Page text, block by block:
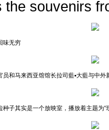
the souvenirs
味无穷
和马来西亚馆馆长拉司藍▪大藍与中
子其实是一个放映室，播放着主题为“